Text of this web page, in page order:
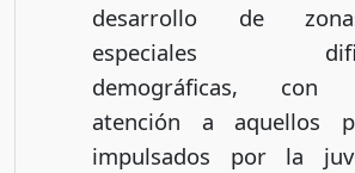
desarrollo de
especiales
demográficas, con
atención a aquellos
impulsados por la